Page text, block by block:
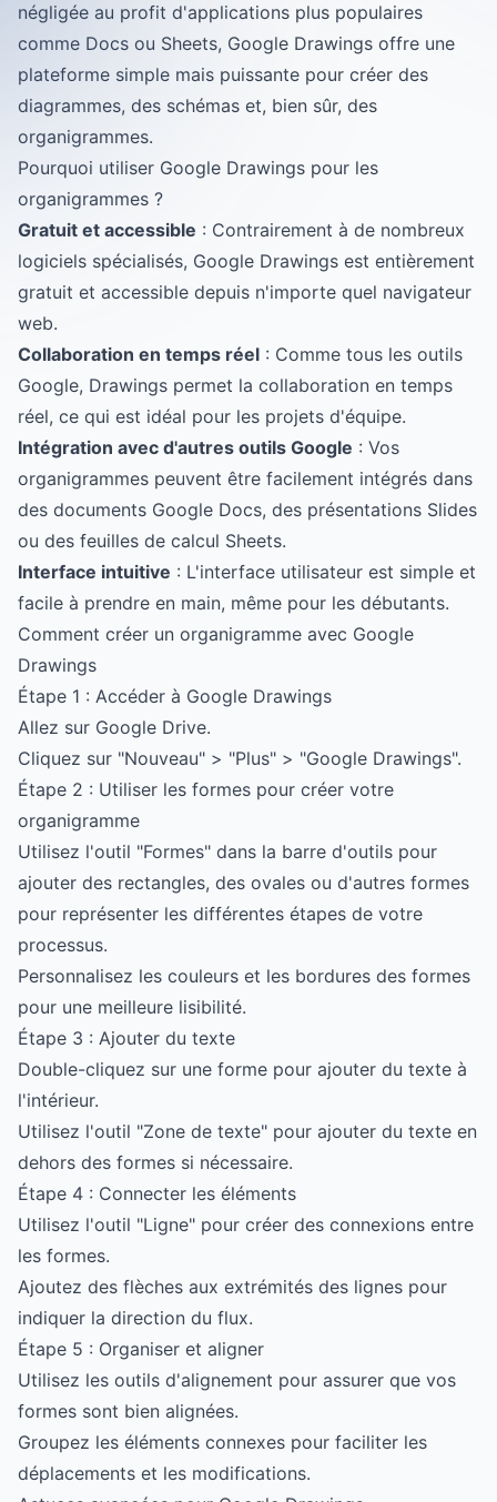
négligée au profit d'applications plus populaires
comme Docs ou Sheets, Google Drawings offre une
plateforme simple mais puissante pour créer des
diagrammes, des schémas et, bien sûr, des
organigrammes.
Pourquoi utiliser Google Drawings pour les
organigrammes ?
Gratuit et accessible : Contrairement à de nombreux
logiciels spécialisés, Google Drawings est entièrement
gratuit et accessible depuis n'importe quel navigateur
web.
Collaboration en temps réel : Comme tous les outils
Google, Drawings permet la collaboration en temps
réel, ce qui est idéal pour les projets d'équipe.
Intégration avec d'autres outils Google : Vos
organigrammes peuvent être facilement intégrés dans
des documents Google Docs, des présentations Slides
ou des feuilles de calcul Sheets.
Interface intuitive : L'interface utilisateur est simple et
facile à prendre en main, même pour les débutants.
Comment créer un organigramme avec Google
Drawings
Étape 1 : Accéder à Google Drawings
Allez sur Google Drive.
Cliquez sur "Nouveau" > "Plus" > "Google Drawings".
Étape 2 : Utiliser les formes pour créer votre
organigramme
Utilisez l'outil "Formes" dans la barre d'outils pour
ajouter des rectangles, des ovales ou d'autres formes
pour représenter les différentes étapes de votre
processus.
Personnalisez les couleurs et les bordures des formes
pour une meilleure lisibilité.
Étape 3 : Ajouter du texte
Double-cliquez sur une forme pour ajouter du texte à
l'intérieur.
Utilisez l'outil "Zone de texte" pour ajouter du texte en
dehors des formes si nécessaire.
Étape 4 : Connecter les éléments
Utilisez l'outil "Ligne" pour créer des connexions entre
les formes.
Ajoutez des flèches aux extrémités des lignes pour
indiquer la direction du flux.
Étape 5 : Organiser et aligner
Utilisez les outils d'alignement pour assurer que vos
formes sont bien alignées.
Groupez les éléments connexes pour faciliter les
déplacements et les modifications.